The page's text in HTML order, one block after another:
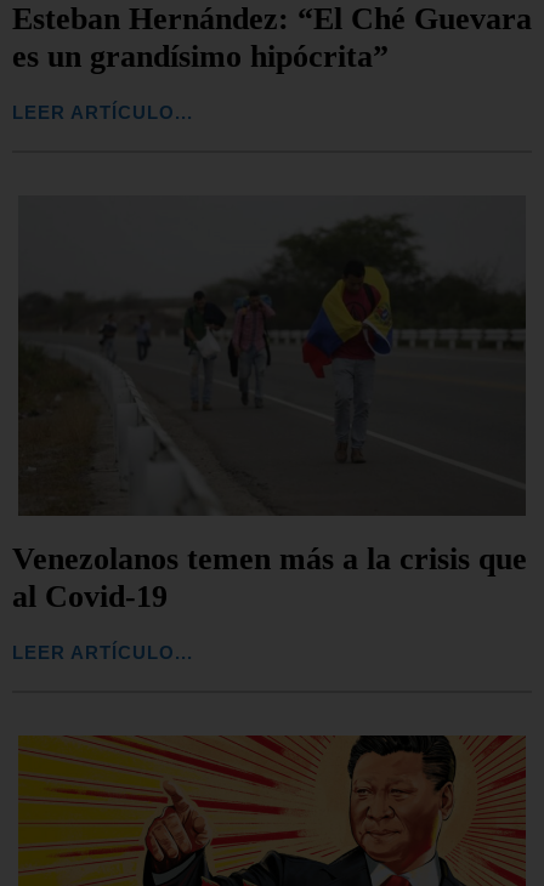
Esteban Hernández: “El Ché Guevara
es un grandísimo hipócrita”
LEER ARTÍCULO...
Venezolanos temen más a la crisis que
al Covid-19
LEER ARTÍCULO...